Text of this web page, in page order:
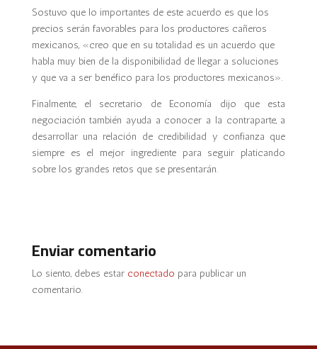
Sostuvo que lo importantes de este acuerdo es que los
precios serán favorables para los productores cañeros
mexicanos, «creo que en su totalidad es un acuerdo que
habla muy bien de la disponibilidad de llegar a soluciones
y que va a ser benéfico para los productores mexicanos».
Finalmente, el secretario de Economía dijo que esta
negociación también ayuda a conocer a la contraparte, a
desarrollar una relación de credibilidad y confianza que
siempre es el mejor ingrediente para seguir platicando
sobre los grandes retos que se presentarán.
Enviar comentario
Lo siento, debes estar conectado para publicar un
comentario.